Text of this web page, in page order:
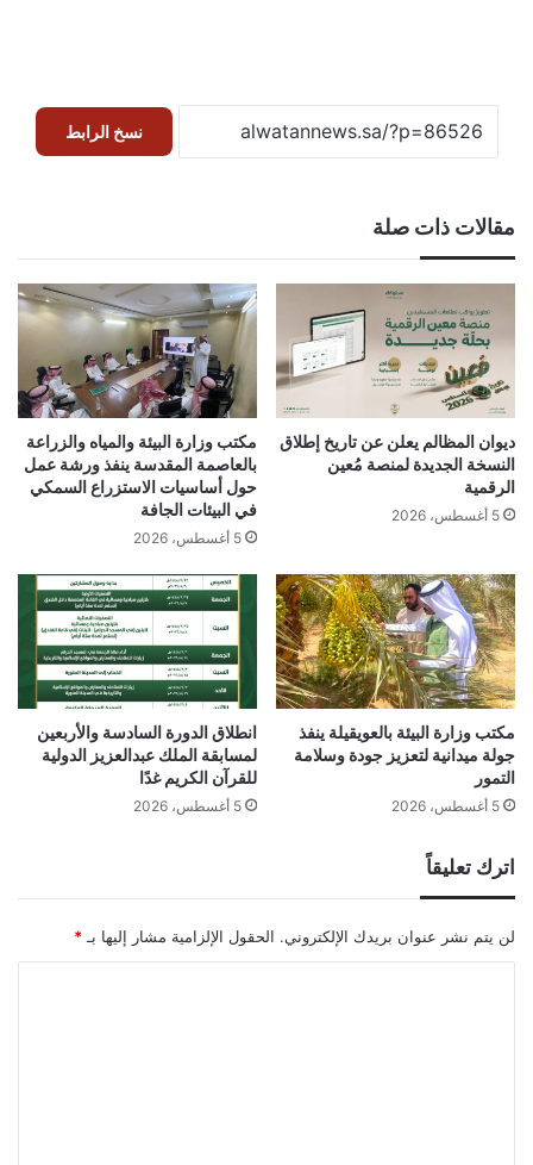
نسخ الرابط
مقالات ذات صلة
ديوان المظالم يعلن عن تاريخ إطلاق
النسخة الجديدة لمنصة مُعين
الرقمية
5 أغسطس، 2026
مكتب وزارة البيئة والمياه والزراعة
بالعاصمة المقدسة ينفذ ورشة عمل
حول أساسيات الاستزراع السمكي
في البيئات الجافة
5 أغسطس، 2026
مكتب وزارة البيئة بالعويقيلة ينفذ
جولة ميدانية لتعزيز جودة وسلامة
التمور
5 أغسطس، 2026
انطلاق الدورة السادسة والأربعين
لمسابقة الملك عبدالعزيز الدولية
للقرآن الكريم غدًا
5 أغسطس، 2026
اترك تعليقاً
لن يتم نشر عنوان بريدك الإلكتروني. الحقول الإلزامية مشار إليها بـ*